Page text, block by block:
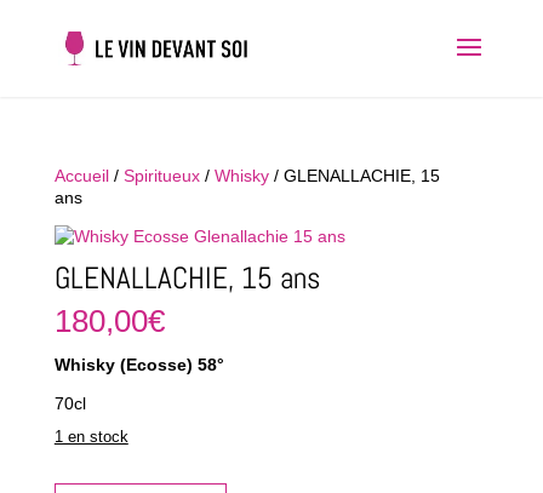
Accueil/ Spiritueux/ Whisky/ GLENALLACHIE, 15
ans
GLENALLACHIE, 15 ans
180,00€
Whisky (Ecosse) 58°
70cl
1 en stock